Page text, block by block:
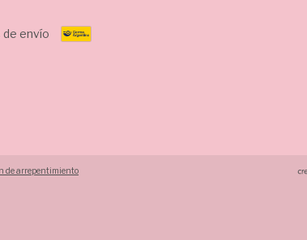
de envío
de arrepentimiento